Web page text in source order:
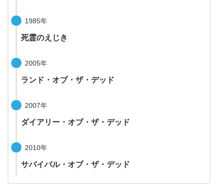
1985年
死霊のえじき
2005年
ランド・オブ・ザ・デッド
2007年
ダイアリー・オブ・ザ・デッド
2010年
サバイバル・オブ・ザ・デッド